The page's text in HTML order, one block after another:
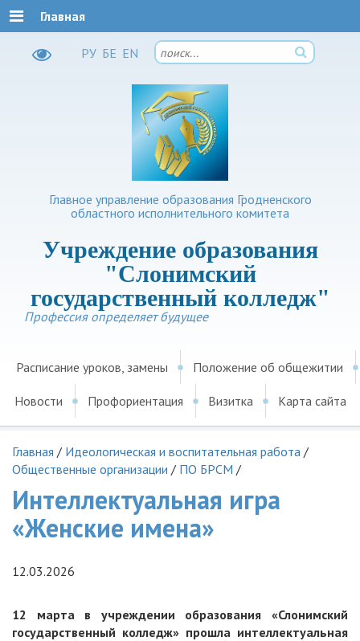
РУ БЕ EN
Главное управление образования Гродненского
областного исполнительного комитета
Учреждение образования
"Слонимский
государственный колледж"
Профессия определяет будущее
Главная
Расписание уроков, замены Положение об общежитии
Новости Профориентация Визитка Карта сайта
Главная / Идеологическая и воспитательная работа /
Общественные организации / ПО БРСМ /
Интеллектуальная игра
«Женские имена»
12.03.2026
12 марта в учреждении образования «Слонимский
государственный колледж» прошла интеллектуальная